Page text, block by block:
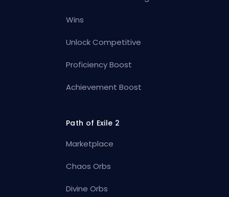
Wins
Unlock Competitive
Proficiency Boost
Achievement Boost
Path of Exile 2
Marketplace
Chaos Orbs
Divine Orbs